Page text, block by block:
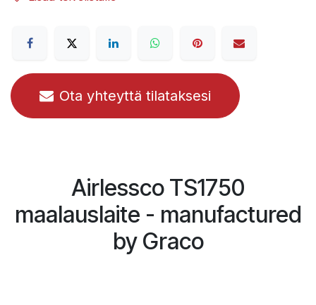
Ota yhteyttä tilataksesi
Airlessco TS1750
maalauslaite - manufactured
by Graco